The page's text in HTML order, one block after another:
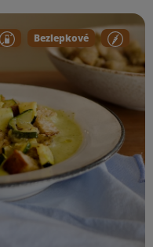
Bezlepkové